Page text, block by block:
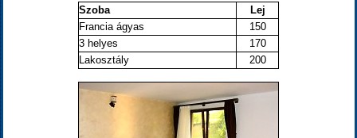
Szoba
Lej
Francia ágyas
150
3 helyes
170
Lakosztály
200